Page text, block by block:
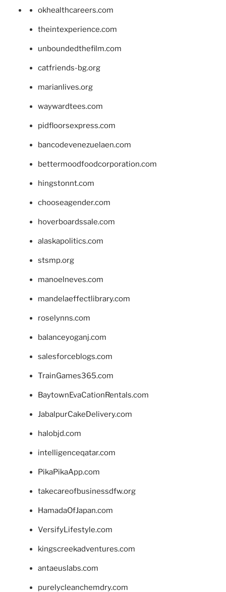
okhealthcareers.com
theintexperience.com
unboundedthefilm.com
catfriends-bg.org
marianlives.org
waywardtees.com
pidfloorsexpress.com
bancodevenezuelaen.com
bettermoodfoodcorporation.com
hingstonnt.com
chooseagender.com
hoverboardssale.com
alaskapolitics.com
stsmp.org
manoelneves.com
mandelaeffectlibrary.com
roselynns.com
balanceyoganj.com
salesforceblogs.com
TrainGames365.com
BaytownEvaCationRentals.com
JabalpurCakeDelivery.com
halobjd.com
intelligenceqatar.com
PikaPikaApp.com
takecareofbusinessdfw.org
HamadaOfJapan.com
VersifyLifestyle.com
kingscreekadventures.com
antaeuslabs.com
purelycleanchemdry.com